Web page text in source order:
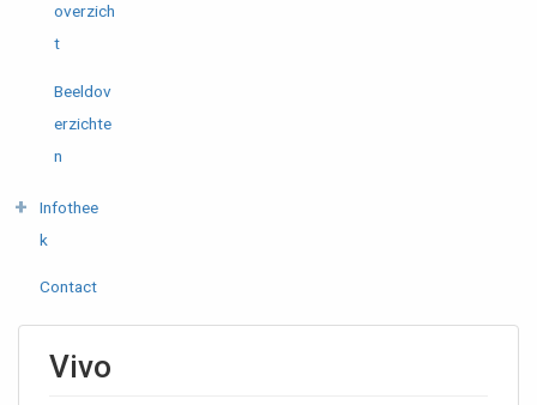
overzich
t
Beeldov
erzichte
n
Infothee
k
Contact
Vivo